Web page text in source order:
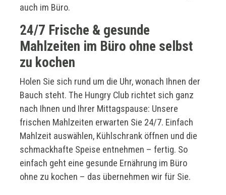
auch im Büro.
24/7 Frische & gesunde
Mahlzeiten im Büro ohne selbst
zu kochen
Holen Sie sich rund um die Uhr, wonach Ihnen der
Bauch steht. The Hungry Club richtet sich ganz
nach Ihnen und Ihrer Mittagspause: Unsere
frischen Mahlzeiten erwarten Sie 24/7. Einfach
Mahlzeit auswählen, Kühlschrank öffnen und die
schmackhafte Speise entnehmen – fertig. So
einfach geht eine gesunde Ernährung im Büro
ohne zu kochen – das übernehmen wir für Sie.